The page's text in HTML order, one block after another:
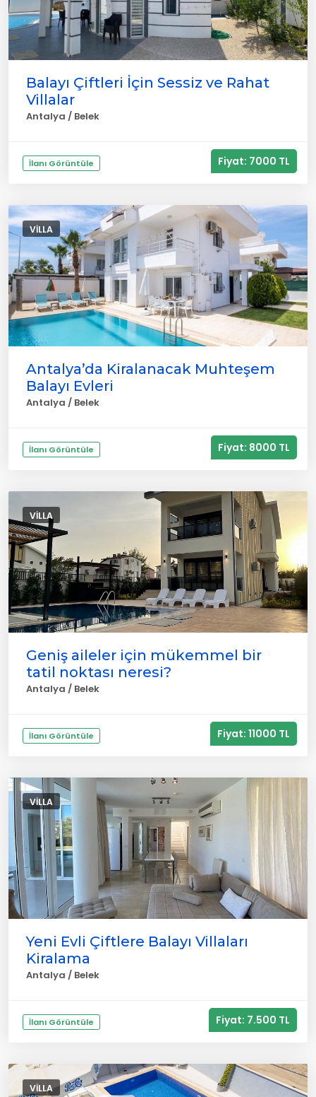
Balayı Çiftleri İçin Sessiz ve Rahat
Villalar
Antalya / Belek
İlanı Görüntüle Fiyat: 7000 TL
VILLA
Antalya’da Kiralanacak Muhteşem
Balayı Evleri
Antalya / Belek
İlanı Görüntüle Fiyat: 8000 TL
VILLA
Geniş aileler için mükemmel bir
tatil noktası neresi?
Antalya / Belek
İlanı Görüntüle Fiyat: 11000 TL
VILLA
Yeni Evli Çiftlere Balayı Villaları
Kiralama
Antalya / Belek
İlanı Görüntüle Fiyat: 7.500 TL
VILLA